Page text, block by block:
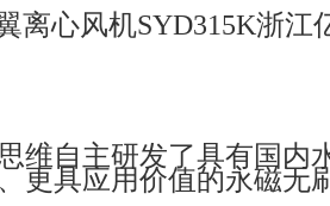
维自主研发了具有国内
更具应用价值的永磁无